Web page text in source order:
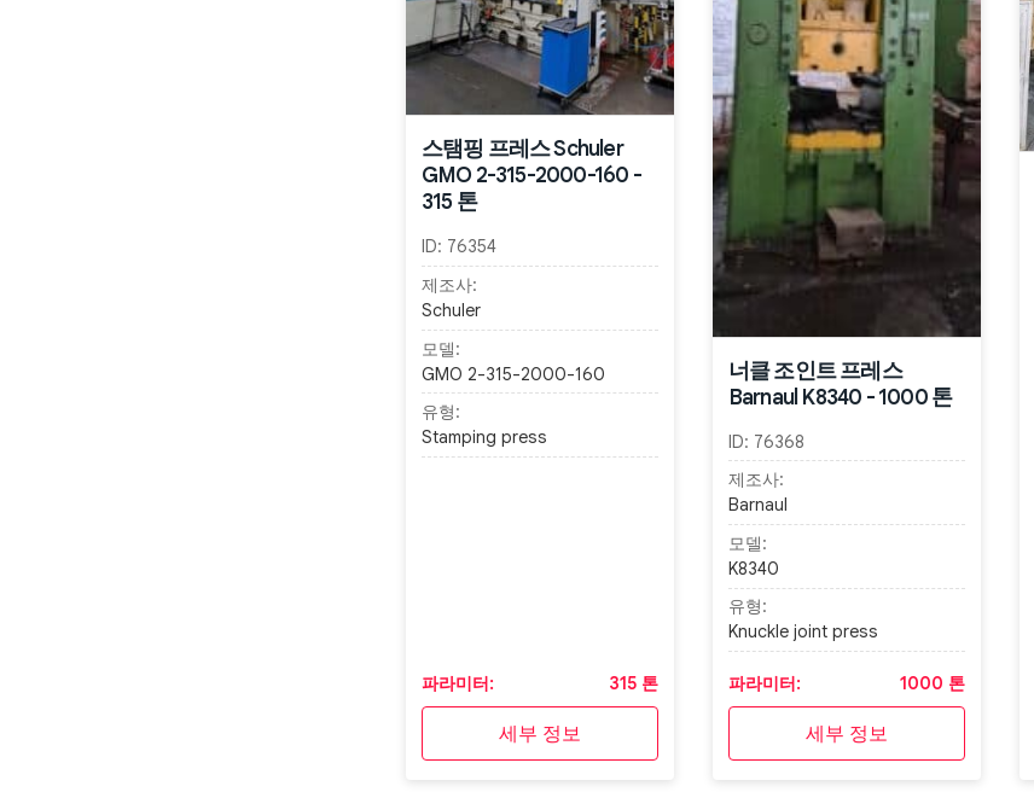
스탬핑 프레스 Schuler
GMO 2-315-2000-160 -
315 톤
ID: 76354
제조사:
Schuler
모델:
GMO 2-315-2000-160
유형:
Stamping press
파라미터: 315 톤
세부 정보
너클 조인트 프레스
Barnaul K8340 - 1000 톤
ID: 76368
제조사:
Barnaul
모델:
K8340
유형:
Knuckle joint press
파라미터: 1000 톤
세부 정보